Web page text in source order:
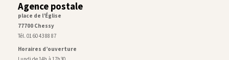
Agence postale
place de l’Église
77700 Chessy
Tél. 01 60 43 88 87
Horaires d’ouverture